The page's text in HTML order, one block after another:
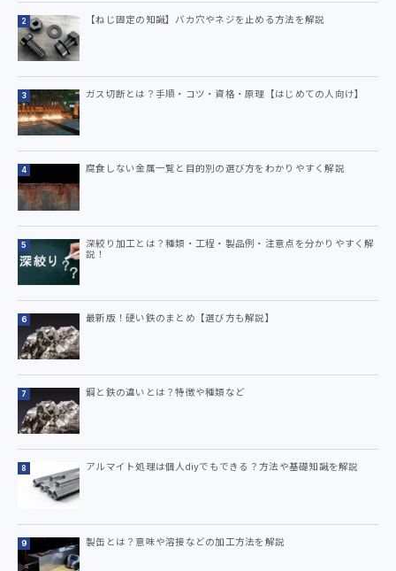
【ねじ固定の知識】バカ穴やネジを止める方法を解説
ガス切断とは？手順・コツ・資格・原理【はじめての人向け】
腐食しない金属一覧と目的別の選び方をわかりやすく解説
深絞り加工とは？種類・工程・製品例・注意点を分かりやすく解
説！
最新版！硬い鉄のまとめ【選び方も解説】
鋼と鉄の違いとは？特徴や種類など
アルマイト処理は個人diyでもできる？方法や基礎知識を解説
製缶とは？意味や溶接などの加工方法を解説